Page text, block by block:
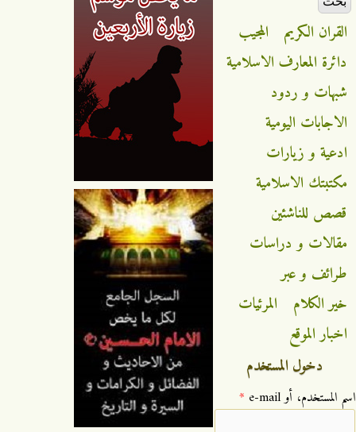
القران الكريم
المجيب
دائرة المعارف الاسلامية
شبهات و ردود
الاجابات اليومية
ادعية و زيارات
مكتبتك الاسلامية
قصص للناشئين
مقالات و دراسات
طرائف و عبر
خير الكلام
المرئيات
اخبار الموقع
دخول المستخدم
‏اسم المستخدم، أو e-mail ‏ *